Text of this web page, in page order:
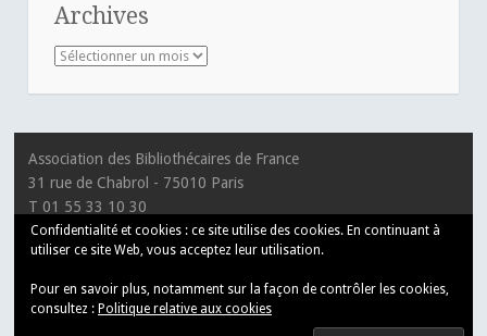
Archives
Archives
Association des Bibliothécaires de France
31 rue de Chabrol - 75010 Paris
T 01 55 33 10 30
Confidentialité et cookies : ce site utilise des cookies. En continuant à
utiliser ce site Web, vous acceptez leur utilisation.
Pour en savoir plus, notamment sur la façon de contrôler les cookies,
consultez : Politique relative aux cookies